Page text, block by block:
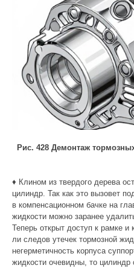
Рис. 428 Демонтаж
♦ Клином из твердого дерева
цилиндр. Так как это вызовет
в компенсационном бачке на
жидкости можно заранее
Теперь открыт доступ к рамке и
ли следов утечек тормозной
негерметичность корпуса
жидкости очевидны, то цилиндр